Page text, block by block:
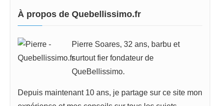
À propos de Quebellissimo.fr
Pierre Soares, 32 ans, barbu et
surtout fier fondateur de
QueBellissimo.
Depuis maintenant 10 ans, je partage sur ce site mon